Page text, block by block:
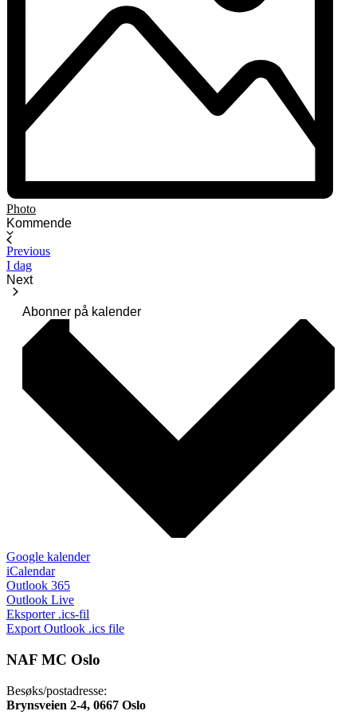
Photo
KommendeSelect
PreviousArrangementer
I dag
Next
Abonner på kalender
Google kalender
iCalendar
Outlook 365
Outlook Live
Eksporter .ics-fil
Export Outlook .ics file
NAF MC Oslo
Besøks/postadresse:
Brynsveien 2-4, 0667 Oslo